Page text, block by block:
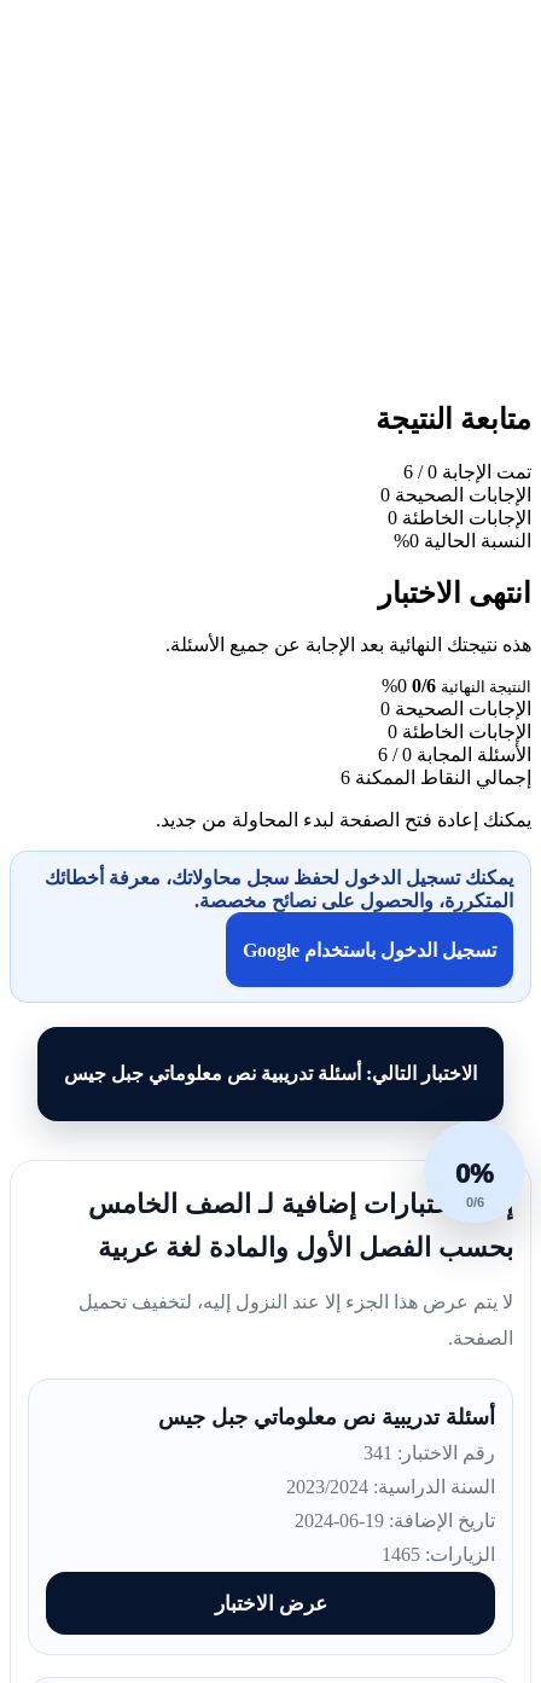
متابعة النتيجة
تمت الإجابة 0
/ 6
الإجابات الصحيحة 0
الإجابات الخاطئة 0
النسبة الحالية 0%
انتهى الاختبار
هذه نتيجتك النهائية بعد الإجابة عن جميع الأسئلة.
النتيجة النهائية 0/6
0%
الإجابات الصحيحة 0
الإجابات الخاطئة 0
الأسئلة المجابة 0 / 6
إجمالي النقاط الممكنة 6
يمكنك إعادة فتح الصفحة لبدء المحاولة من جديد.
يمكنك تسجيل الدخول لحفظ سجل محاولاتك، معرفة أخطائك
المتكررة، والحصول على نصائح مخصصة.
تسجيل الدخول باستخدام Google
الاختبار التالي: أسئلة تدريبية نص معلوماتي جبل جيس
0%
0/6
إليك اختبارات إضافية لـ الصف الخامس
بحسب الفصل الأول والمادة لغة عربية
لا يتم عرض هذا الجزء إلا عند النزول إليه، لتخفيف تحميل
الصفحة.
أسئلة تدريبية نص معلوماتي جبل جيس
رقم الاختبار: 341
السنة الدراسية: 2023/2024
تاريخ الإضافة: 19-06-2024
الزيارات: 1465
عرض الاختبار